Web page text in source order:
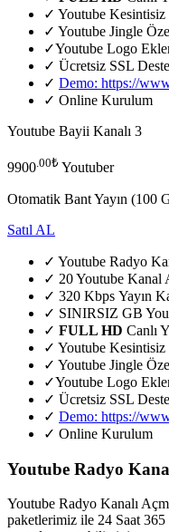
✓ Youtube Kesintisiz
✓ Youtube Jingle
✓Youtube Logo
✓ Ücretsiz SSL
✓ Demo: https://
✓ Online Kurulum
Youtube Bayii Kanalı 3
9900.00₺ Youtuber
Otomatik Bant Yayın
Satıl AL
✓ Youtube Radyo
✓ 20 Youtube Kanal
✓ 320 Kbps Yayın
✓ SINIRSIZ GB
✓ FULL HD Canlı
✓ Youtube Kesintisiz
✓ Youtube Jingle
✓Youtube Logo
✓ Ücretsiz SSL
✓ Demo: https://
✓ Online Kurulum
Youtube Radyo
Youtube Radyo Kanalı
paketlerimiz ile 24 Saat